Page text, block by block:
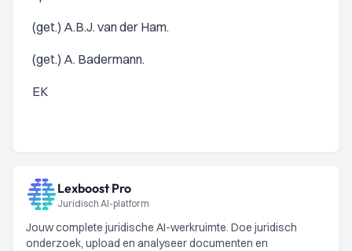
(get.) A.B.J. van der Ham.
(get.) A. Badermann.
EK
Lexboost Pro
Juridisch AI-platform
Jouw complete juridische AI-werkruimte. Doe juridisch
onderzoek, upload en analyseer documenten en